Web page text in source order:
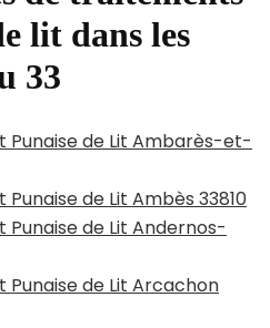
lit dans les
33
Punaise de Lit Ambarès-et-
de Lit Ambès 33810
de Lit Andernos-
de Lit Arcachon